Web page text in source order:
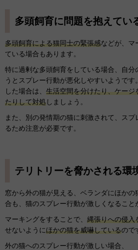
多頭飼育に問題を抱えてい
多頭飼育による猫同士の緊張感などが、マ
ている場合もあります。
特に過剰な多頭飼育をしている場合、自分
うとスプレー行動が悪化しやすいようで
した場合は、 生活空間を分けたり、ケー
たりして対処しましょう。
また、別の発情期の猫に刺激されて、ス
るため注意が必要です。
テリトリーを脅かされる環
窓から外の猫が見える、ベランダにほか
合も、猫のスプレー行動が激しくなること
マーキングをすることで、 縄張りへの侵入
せないようにほかの猫を威嚇しているので
外の猫へのスプレー行動が激しい場合、